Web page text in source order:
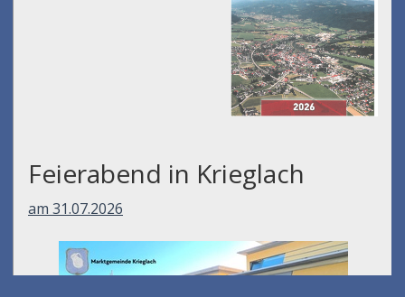
Feierabend in Krieglach
am 31.07.2026